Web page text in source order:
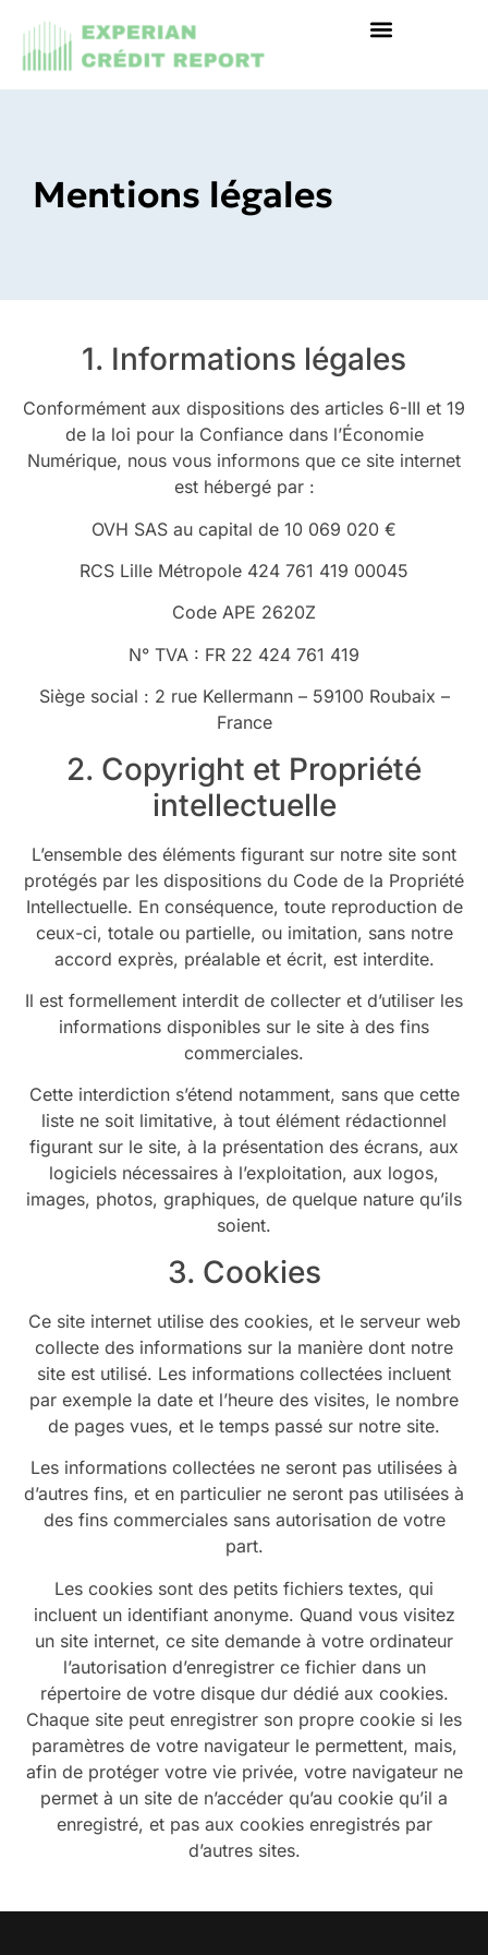
Mentions légales
1. Informations légales
Conformément aux dispositions des articles 6-III et 19
de la loi pour la Confiance dans l’Économie
Numérique, nous vous informons que ce site internet
est hébergé par :
OVH SAS au capital de 10 069 020 €
RCS Lille Métropole 424 761 419 00045
Code APE 2620Z
N° TVA : FR 22 424 761 419
Siège social : 2 rue Kellermann – 59100 Roubaix –
France
2. Copyright et Propriété
intellectuelle
L’ensemble des éléments figurant sur notre site sont
protégés par les dispositions du Code de la Propriété
Intellectuelle. En conséquence, toute reproduction de
ceux-ci, totale ou partielle, ou imitation, sans notre
accord exprès, préalable et écrit, est interdite.
Il est formellement interdit de collecter et d’utiliser les
informations disponibles sur le site à des fins
commerciales.
Cette interdiction s’étend notamment, sans que cette
liste ne soit limitative, à tout élément rédactionnel
figurant sur le site, à la présentation des écrans, aux
logiciels nécessaires à l’exploitation, aux logos,
images, photos, graphiques, de quelque nature qu’ils
soient.
3. Cookies
Ce site internet utilise des cookies, et le serveur web
collecte des informations sur la manière dont notre
site est utilisé. Les informations collectées incluent
par exemple la date et l’heure des visites, le nombre
de pages vues, et le temps passé sur notre site.
Les informations collectées ne seront pas utilisées à
d’autres fins, et en particulier ne seront pas utilisées à
des fins commerciales sans autorisation de votre
part.
Les cookies sont des petits fichiers textes, qui
incluent un identifiant anonyme. Quand vous visitez
un site internet, ce site demande à votre ordinateur
l’autorisation d’enregistrer ce fichier dans un
répertoire de votre disque dur dédié aux cookies.
Chaque site peut enregistrer son propre cookie si les
paramètres de votre navigateur le permettent, mais,
afin de protéger votre vie privée, votre navigateur ne
permet à un site de n’accéder qu’au cookie qu’il a
enregistré, et pas aux cookies enregistrés par
d’autres sites.